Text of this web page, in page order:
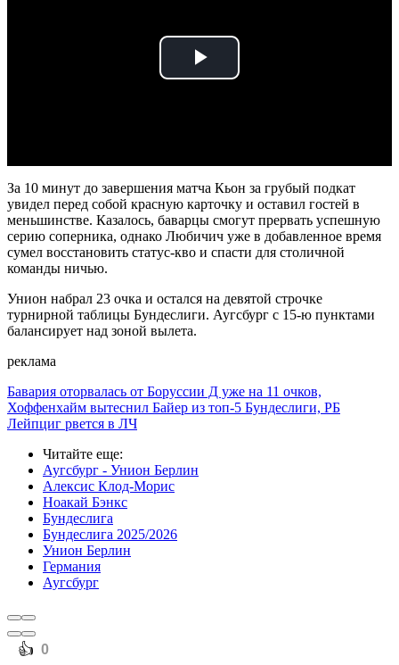
Play
За 10 минут до завершения матча Кьон за грубый подкат
увидел перед собой красную карточку и оставил гостей в
меньшинстве. Казалось, баварцы смогут прервать успешную
серию соперника, однако Любичич уже в добавленное время
сумел восстановить статус-кво и спасти для столичной
команды ничью.
Унион набрал 23 очка и остался на девятой строчке
турнирной таблицы Бундеслиги. Аугсбург с 15-ю пунктами
балансирует над зоной вылета.
реклама
Бавария оторвалась от Боруссии Д уже на 11 очков,
Хоффенхайм вытеснил Байер из топ-5 Бундеслиги, РБ
Лейпциг рвется в ЛЧ
Читайте еще:
Аугсбург - Унион Берлин
Алексис Клод-Морис
Ноакай Бэнкс
Бундеслига
Бундеслига 2025/2026
Унион Берлин
Германия
Аугсбург
️👍 0